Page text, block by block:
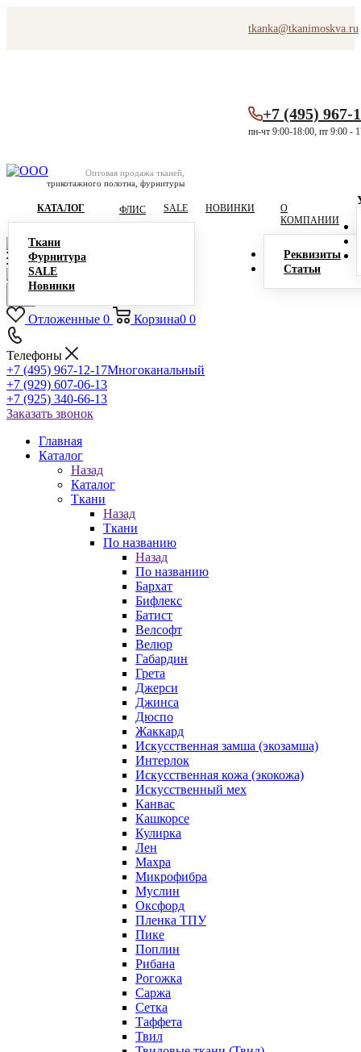
tkanka@tkanimoskva.ru
Оптовая продажа тканей,
трикотажного полотна, фурнитуры
+7 (495) 967-
пн-чт 9:00-18:00, пт 9:00 -
КАТАЛОГ
Ткани
Фурнитура
SALE
Новинки
ФЛИС SALE НОВИНКИ
О
КОМПАНИИ
Реквизиты
Статьи
Отложенные 0 Корзина0 0
Телефоны
+7 (495) 967-12-17Многоканальный
+7 (929) 607-06-13
+7 (925) 340-66-13
Заказать звонок
Главная
Каталог
Назад
Каталог
Ткани
Назад
Ткани
По названию
Назад
По названию
Бархат
Бифлекс
Батист
Велсофт
Велюр
Габардин
Грета
Джерси
Джинса
Дюспо
Жаккард
Искусственная замша (экозамша)
Интерлок
Искусственная кожа (экокожа)
Искусственный мех
Канвас
Кашкорсе
Кулирка
Лен
Махра
Микрофибра
Муслин
Оксфорд
Пленка ТПУ
Пике
Поплин
Рибана
Рогожка
Саржа
Сетка
Таффета
Твил